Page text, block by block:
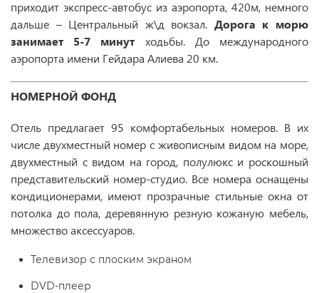
приходит экспресс-автобус из аэропорта, 420м, немного
дальше – Центральный ж\д вокзал. Дорога к морю
занимает 5-7 минут ходьбы. До международного
аэропорта имени Гейдара Алиева 20 км.
НОМЕРНОЙ ФОНД
Отель предлагает 95 комфортабельных номеров. В их
числе двухместный номер с живописным видом на море,
двухместный с видом на город, полулюкс и роскошный
представительский номер-студио. Все номера оснащены
кондиционерами, имеют прозрачные стильные окна от
потолка до пола, деревянную резную кожаную мебель,
множество аксессуаров.
Телевизор с плоским экраном
DVD-плеер